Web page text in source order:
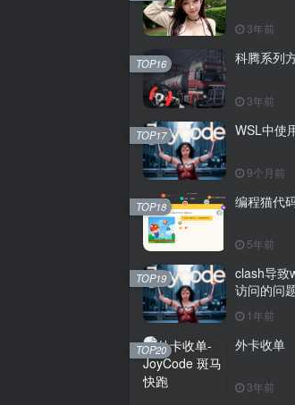
3年前
科腾系列
3年前
TOP16
WSL中使
9个月前
TOP17
编程猫代
5年前
TOP18
clash导致
访问的问
1年前
TOP19
外卡收单
3年前
TOP20